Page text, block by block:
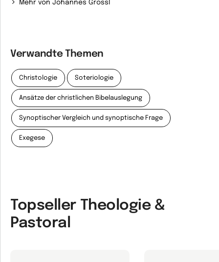
Mehr von Johannes Grössl
Verwandte Themen
Christologie Soteriologie
Ansätze der christlichen Bibelauslegung
Synoptischer Vergleich und synoptische Frage
Exegese
Topseller Theologie &
Pastoral